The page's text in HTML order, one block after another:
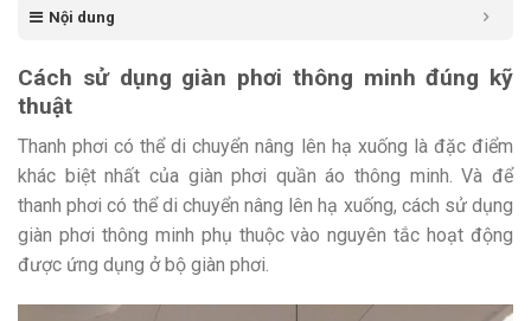
Nội dung
Cách sử dụng giàn phơi thông minh đúng kỹ
thuật
Thanh phơi có thể di chuyển nâng lên hạ xuống là đặc điểm
khác biệt nhất của giàn phơi quần áo thông minh. Và để
thanh phơi có thể di chuyển nâng lên hạ xuống, cách sử dụng
giàn phơi thông minh phụ thuộc vào nguyên tắc hoạt động
được ứng dụng ở bộ giàn phơi.